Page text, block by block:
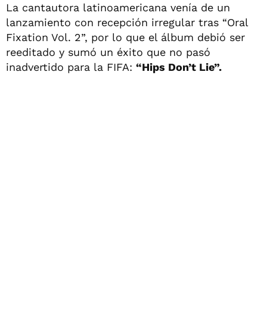
La cantautora latinoamericana venía de un
lanzamiento con recepción irregular tras “Oral
Fixation Vol. 2”, por lo que el álbum debió ser
reeditado y sumó un éxito que no pasó
inadvertido para la FIFA: “Hips Don’t Lie”.